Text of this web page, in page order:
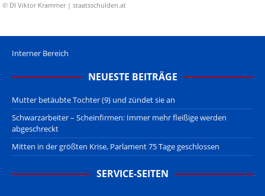
© DI Viktor Krammer | staatsschulden.at
Interner Bereich
NEUESTE BEITRÄGE
Mutter betäubte Tochter (9) und zündet sie an
Schwarzarbeiter – Scheinfirmen: Immer mehr fleißige werden
abgeschreckt
Mitten in der größten Krise, Parlament 75 Tage geschlossen
SERVICE-SEITEN